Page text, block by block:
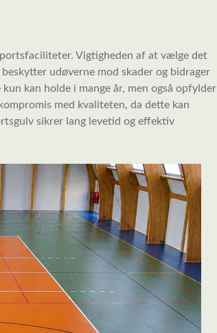
Vigtigheden af at vælge det
udøverne mod skader og bidrager
kan holde i mange år, men også opfylder
med kvaliteten, da dette kan
sikrer lang levetid og effektiv